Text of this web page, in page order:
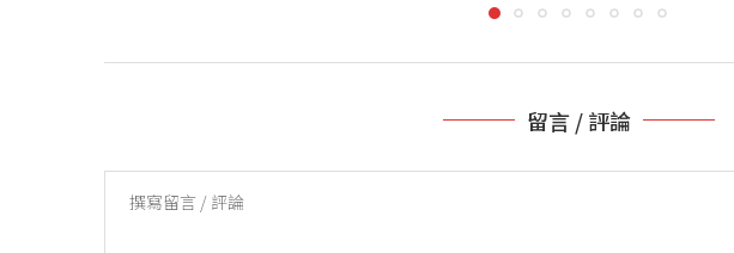
留言 / 評論